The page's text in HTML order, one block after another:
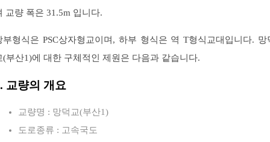
교량 폭은 31.5m 입니다.
부형식은 PSC상자형교이며, 하부 형식은 역 T형식교대입니다. 망
(부산1)에 대한 구체적인 제원은 다음과 같습니다.
교량의 개요
교량명 : 망덕교(부산1)
도로종류 : 고속국도